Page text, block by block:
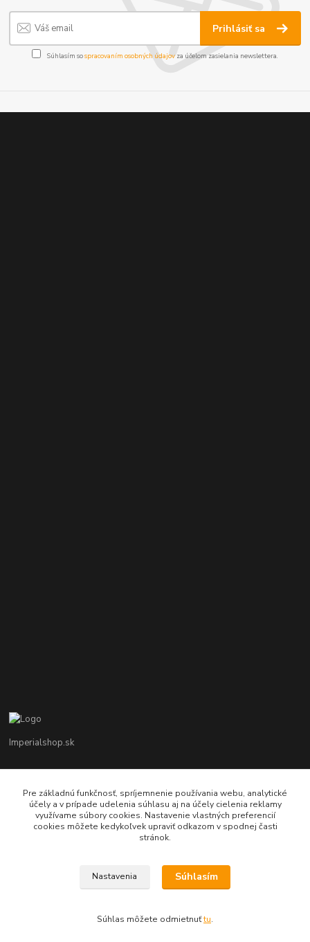
Prihlásiť sa
Súhlasím sospracovaním osobných údajov za účelom zasielania newslettera.
Imperialshop.sk
Pon-Pia 7 - 17 ; Sobota 8 - 12
obchod@imperialshop.sk
imperialshop.sk
Pre základnú funkčnosť, spríjemnenie používania webu, analytické
účely a v prípade udelenia súhlasu aj na účely cielenia reklamy
využívame súbory cookies. Nastavenie vlastných preferencií
cookies môžete kedykoľvek upraviť odkazom v spodnej časti
stránok.
Nastavenia Súhlasím
Súhlas môžete odmietnuťtu.